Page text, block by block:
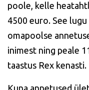
poole, kelle
4500 euro. See
omapoolse
inimest ning peale
taastus Rex kenasti.